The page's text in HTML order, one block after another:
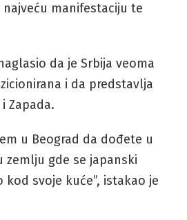
manifestaciju te
da je Srbija veoma
i da predstavlja
Zapada.
u Beograd da dođete u
gde se japanski
svoje kuće”, istakao je